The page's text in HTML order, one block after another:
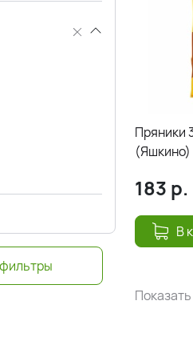
Пряники
(Яшкино)
183 р.
В